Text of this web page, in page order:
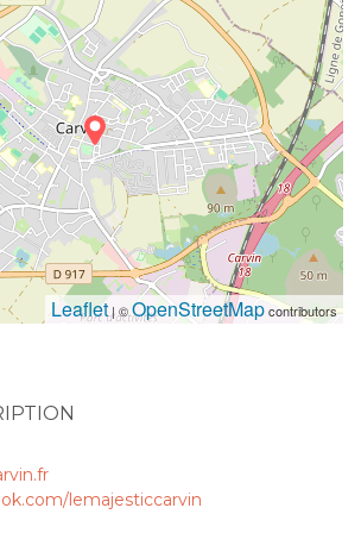
Leaflet| ©OpenStreetMapcontributors
lemajesticcarvin